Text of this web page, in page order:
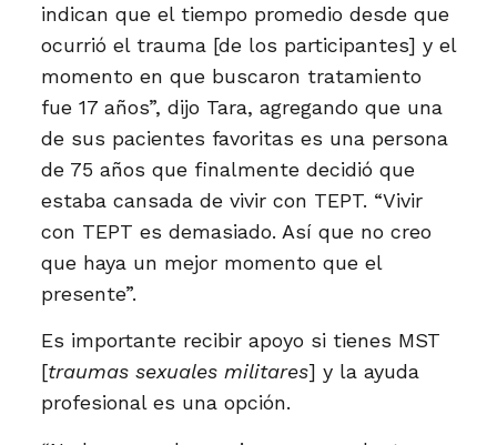
indican que el tiempo promedio desde que
ocurrió el trauma [de los participantes] y el
momento en que buscaron tratamiento
fue 17 años”, dijo Tara, agregando que una
de sus pacientes favoritas es una persona
de 75 años que finalmente decidió que
estaba cansada de vivir con TEPT. “Vivir
con TEPT es demasiado. Así que no creo
que haya un mejor momento que el
presente”.
Es importante recibir apoyo si tienes MST
[traumas sexuales militares] y la ayuda
profesional es una opción.